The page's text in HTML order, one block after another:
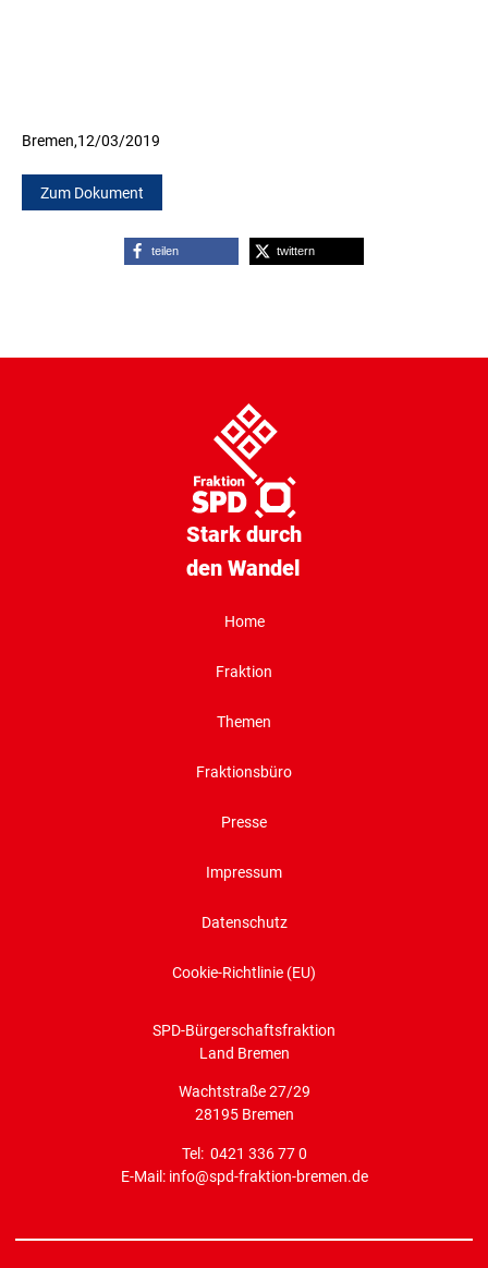
Bremen,12/03/2019
Zum Dokument
teilen twittern
Stark durch
den Wandel
Home
Fraktion
Themen
Fraktionsbüro
Presse
Impressum
Datenschutz
Cookie-Richtlinie (EU)
SPD-Bürgerschaftsfraktion
Land Bremen
Wachtstraße 27/29
28195 Bremen
Tel: 0421 336 77 0
E-Mail: info@spd-fraktion-bremen.de